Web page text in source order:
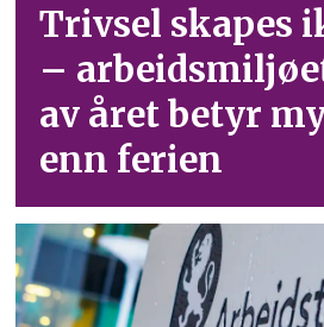
Trivsel skapes
–
av året betyr
enn ferien